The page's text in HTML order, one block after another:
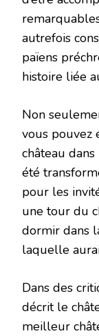
autrefois
païens
histoire liée
Non
vous pouvez
château
été
pour les
une tour du
dormir dans
laquelle
Dans des
décrit le
meilleur